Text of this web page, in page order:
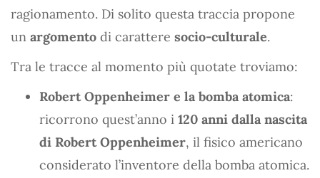
ragionamento. Di solito questa traccia propone
un argomento di carattere socio-culturale.
Tra le tracce al momento più quotate troviamo:
Robert Oppenheimer e la bomba atomica:
ricorrono quest’anno i 120 anni dalla nascita
di Robert Oppenheimer, il fisico americano
considerato l’inventore della bomba atomica.